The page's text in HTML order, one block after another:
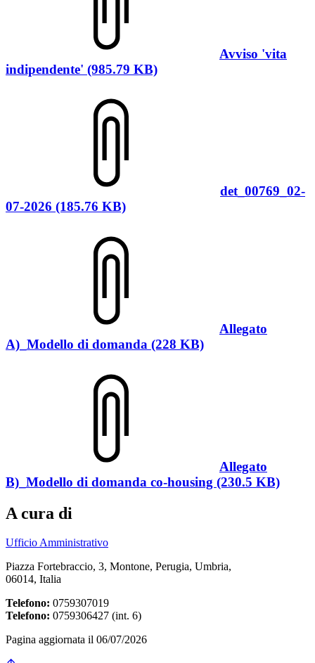
Avviso 'vita
indipendente' (985.79 KB)
det_00769_02-
07-2026 (185.76 KB)
Allegato
A)_Modello di domanda (228 KB)
Allegato
B)_Modello di domanda co-housing (230.5 KB)
A cura di
Ufficio Amministrativo
Piazza Fortebraccio, 3, Montone, Perugia, Umbria,
06014, Italia
Telefono: 0759307019
Telefono: 0759306427 (int. 6)
Pagina aggiornata il 06/07/2026